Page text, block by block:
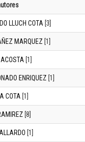
LLUCH COTA [3]
MARQUEZ [1]
[1]
ENRIQUEZ [1]
COTA [1]
[8]
[1]